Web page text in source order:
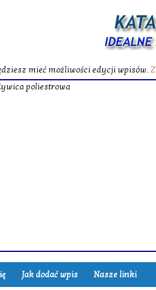
mieć możliwości edycji wpisów.
Jak dodać wpis Nasze linki